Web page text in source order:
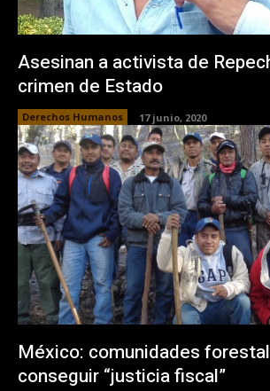
Asesinan a activista de
crimen de Estado
Derechos Humanos 17 junio, 2020
México: comunidades
conseguir “justicia fiscal”